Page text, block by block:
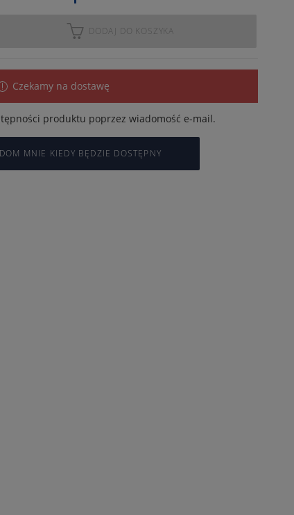
DODAJ DO KOSZYKA
Czekamy na dostawę
produktu poprzez wiadomość e-mail.
MNIE KIEDY BĘDZIE DOSTĘPNY